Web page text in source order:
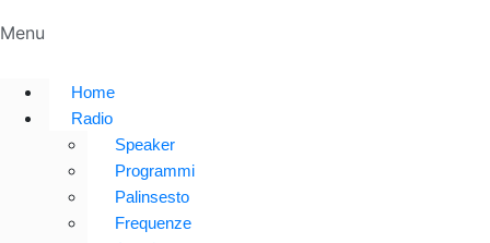
Menu
Home
Radio
Speaker
Programmi
Palinsesto
Frequenze